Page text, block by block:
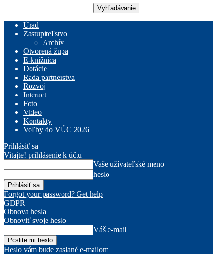
Úrad
Zastupiteľstvo
Archív
Otvorená župa
E-knižnica
Dotácie
Rada partnerstva
Rozvoj
Interact
Foto
Video
Kontakty
Voľby do VÚC 2026
Prihlásiť sa
Vitajte! prihlásenie k účtu
Vaše užívateľské meno
heslo
Forgot your password? Get help
GDPR
Obnova hesla
Obnoviť svoje heslo
Váš e-mail
Heslo vám bude zaslané e-mailom